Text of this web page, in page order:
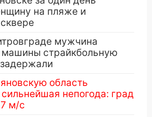
на пляже и
мужчина
машины страйкбольную
область
сильнейшая непогода: град
м/с